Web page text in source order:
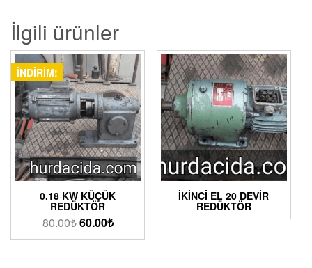
İlgili ürünler
İNDIRIM!
0.18 KW KÜÇÜK
REDÜKTÖR
80.00₺60.00₺
İKINCI EL 20 DEVIR
REDÜKTÖR